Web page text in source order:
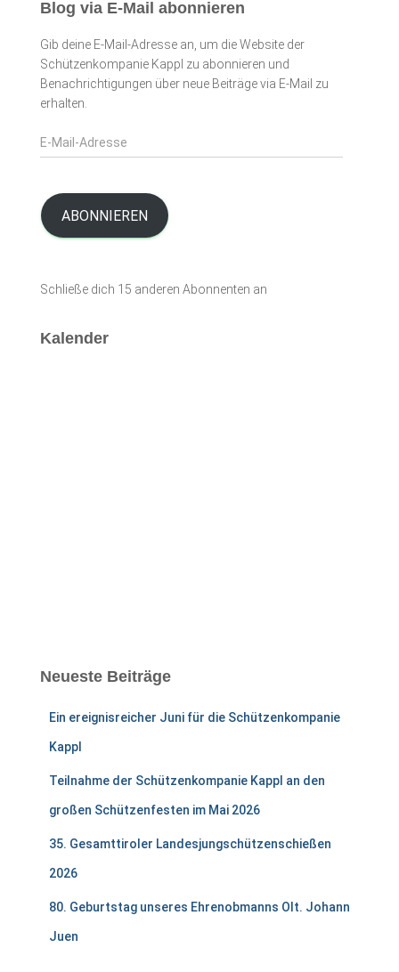
Blog via E-Mail abonnieren
Gib deine E-Mail-Adresse an, um die Website der
Schützenkompanie Kappl zu abonnieren und
Benachrichtigungen über neue Beiträge via E-Mail zu
erhalten.
E
-
i
d
e
ABONNIEREN
Schließe dich 15 anderen Abonnenten an
Kalender
Neueste Beiträge
Ein ereignisreicher Juni für die Schützenkompanie
Kappl
Teilnahme der Schützenkompanie Kappl an den
großen Schützenfesten im Mai 2026
35. Gesamttiroler Landesjungschützenschießen
2026
80. Geburtstag unseres Ehrenobmanns Olt. Johann
Juen